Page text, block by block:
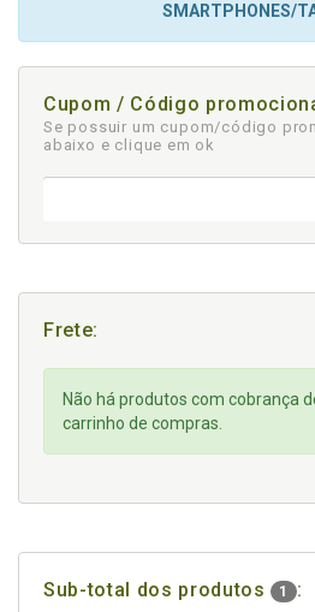
SMARTPHONES/
Cupom / Código
Se possuir um cupom/código
abaixo e clique em ok
Frete:
Não há produtos com cobrança
carrinho de compras.
Sub-total dos produtos 1 :